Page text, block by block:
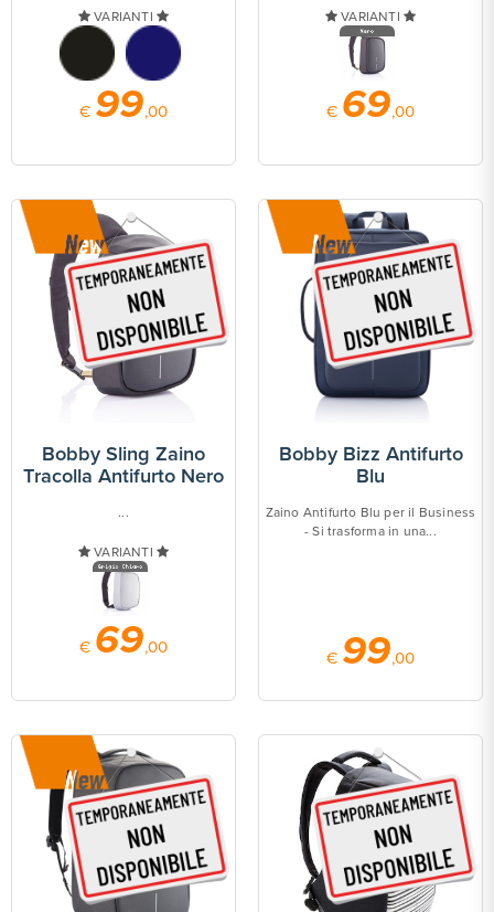
VARIANTI
€ 99,00
VARIANTI
€ 69,00
Bobby Sling Zaino
Tracolla Antifurto Nero
...
VARIANTI
€ 69,00
Bobby Bizz Antifurto
Blu
Zaino Antifurto Blu per il Business
- Si trasforma in una...
€ 99,00